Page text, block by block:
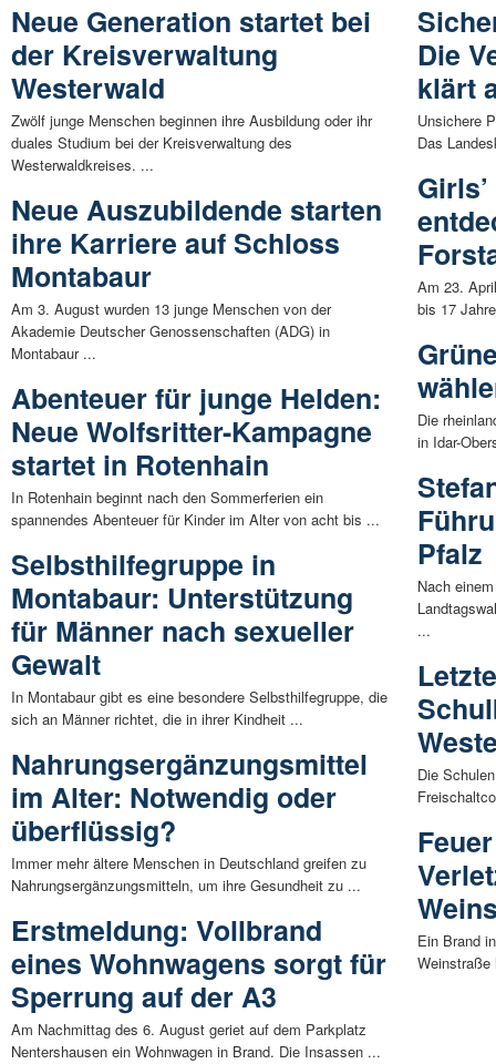
Neue Generation startet bei
der Kreisverwaltung
Westerwald
Zwölf junge Menschen beginnen ihre Ausbildung oder ihr
duales Studium bei der Kreisverwaltung des
Westerwaldkreises. ...
Neue Auszubildende starten
ihre Karriere auf Schloss
Montabaur
Am 3. August wurden 13 junge Menschen von der
Akademie Deutscher Genossenschaften (ADG) in
Montabaur ...
Abenteuer für junge Helden:
Neue Wolfsritter-Kampagne
startet in Rotenhain
In Rotenhain beginnt nach den Sommerferien ein
spannendes Abenteuer für Kinder im Alter von acht bis ...
Selbsthilfegruppe in
Montabaur: Unterstützung
für Männer nach sexueller
Gewalt
In Montabaur gibt es eine besondere Selbsthilfegruppe, die
sich an Männer richtet, die in ihrer Kindheit ...
Nahrungsergänzungsmittel
im Alter: Notwendig oder
überflüssig?
Immer mehr ältere Menschen in Deutschland greifen zu
Nahrungsergänzungsmitteln, um ihre Gesundheit zu ...
Erstmeldung: Vollbrand
eines Wohnwagens sorgt für
Sperrung auf der A3
Am Nachmittag des 6. August geriet auf dem Parkplatz
Nentershausen ein Wohnwagen in Brand. Die Insassen ...
Die
klärt
Unsichere
Das
Am 23.
bis 17
Die
in Idar-
Pfalz
Nach
...
Die
Ein Brand